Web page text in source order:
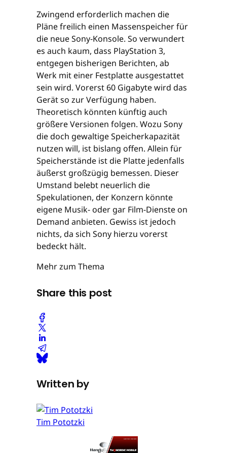
Zwingend erforderlich machen die
Pläne freilich einen Massenspeicher für
die neue Sony-Konsole. So verwundert
es auch kaum, dass PlayStation 3,
entgegen bisherigen Berichten, ab
Werk mit einer Festplatte ausgestattet
sein wird. Vorerst 60 Gigabyte wird das
Gerät so zur Verfügung haben.
Theoretisch könnten künftig auch
größere Versionen folgen. Wozu Sony
die doch gewaltige Speicherkapazität
nutzen will, ist bislang offen. Allein für
Speicherstände ist die Platte jedenfalls
äußerst großzügig bemessen. Dieser
Umstand belebt neuerlich die
Spekulationen, der Konzern könnte
eigene Musik- oder gar Film-Dienste on
Demand anbieten. Gewiss ist jedoch
nichts, da sich Sony hierzu vorerst
bedeckt hält.
Mehr zum Thema
Share this post
Written by
Tim Pototzki